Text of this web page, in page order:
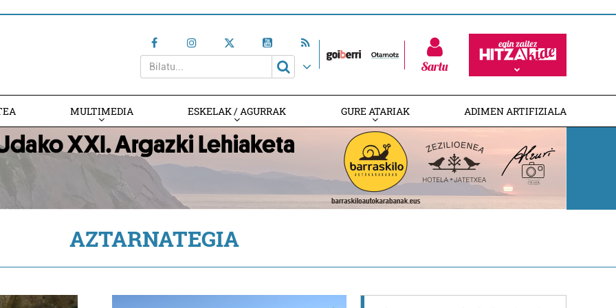
Sartu
MULTIMEDIA ESKELAK / AGURRAK GURE ATARIAK ADIMEN ARTIFIZIALA
AZTARNATEGIA